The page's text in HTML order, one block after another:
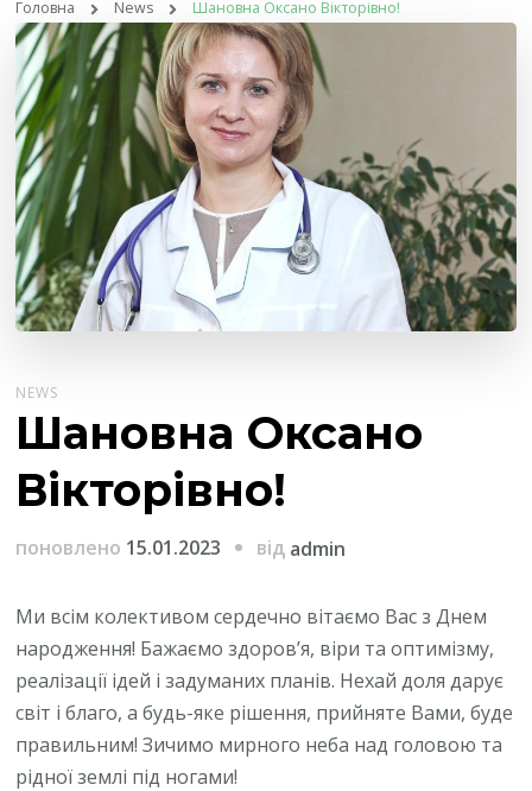
Головна News Шановна Оксано Вікторівно!
NEWS
Шановна Оксано
Вікторівно!
поновлено 15.01.2023 від admin
Ми всім колективом сердечно вітаємо Вас з Днем
народження! Бажаємо здоров’я, віри та оптимізму,
реалізації ідей і задуманих планів. Нехай доля дарує
світ і благо, а будь-яке рішення, прийняте Вами, буде
правильним! Зичимо мирного неба над головою та
рідної землі під ногами!